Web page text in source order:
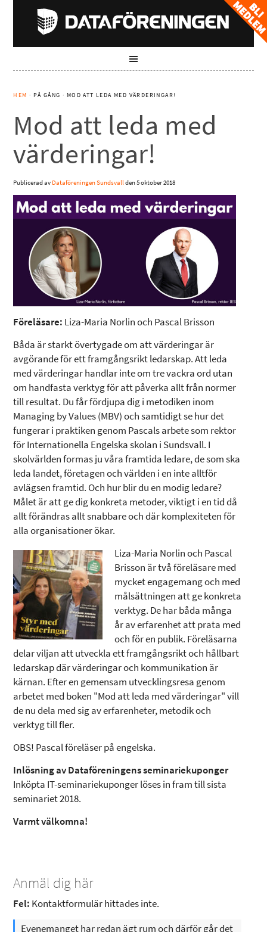
HEM · PÅ GÅNG · MOD ATT LEDA MED VÄRDERINGAR!
Mod att leda med
värderingar!
Publicerad av Dataföreningen Sundsvallden5 oktober 2018
Föreläsare: Liza-Maria Norlin och Pascal Brisson
Båda är starkt övertygade om att värderingar är
avgörande för ett framgångsrikt ledarskap. Att leda
med värderingar handlar inte om tre vackra ord utan
om handfasta verktyg för att påverka allt från normer
till resultat. Du får fördjupa dig i metodiken inom
Managing by Values (MBV) och samtidigt se hur det
fungerar i praktiken genom Pascals arbete som rektor
för Internationella Engelska skolan i Sundsvall. I
skolvärlden formas ju våra framtida ledare, de som ska
leda landet, företagen och världen i en inte alltför
avlägsen framtid. Och hur blir du en modig ledare?
Målet är att ge dig konkreta metoder, viktigt i en tid då
allt förändras allt snabbare och där komplexiteten för
alla organisationer ökar.
Liza-Maria Norlin och Pascal
Brisson är två föreläsare med
mycket engagemang och med
målsättningen att ge konkreta
verktyg. De har båda många
år av erfarenhet att prata med
och för en publik. Föreläsarna
delar viljan att utveckla ett framgångsrikt och hållbart
ledarskap där värderingar och kommunikation är
kärnan. Efter en gemensam utvecklingsresa genom
arbetet med boken "Mod att leda med värderingar" vill
de nu dela med sig av erfarenheter, metodik och
verktyg till fler.
OBS! Pascal föreläser på engelska.
Inlösning av Dataföreningens seminariekuponger
Inköpta IT-seminariekuponger löses in fram till sista
seminariet 2018.
Varmt välkomna!
Anmäl dig här
Fel: Kontaktformulär hittades inte.
Evenemanget har redan ägt rum och därför går det